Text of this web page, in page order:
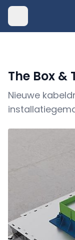
The Box &
Nieuwe